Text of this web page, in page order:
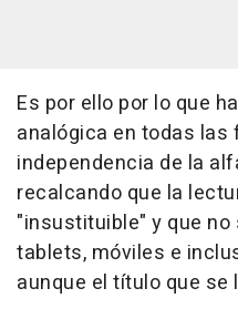
Es por ello por lo que
analógica en todas
independencia de la
recalcando que la
"insustituible" y que
tablets, móviles e
aunque el título que se